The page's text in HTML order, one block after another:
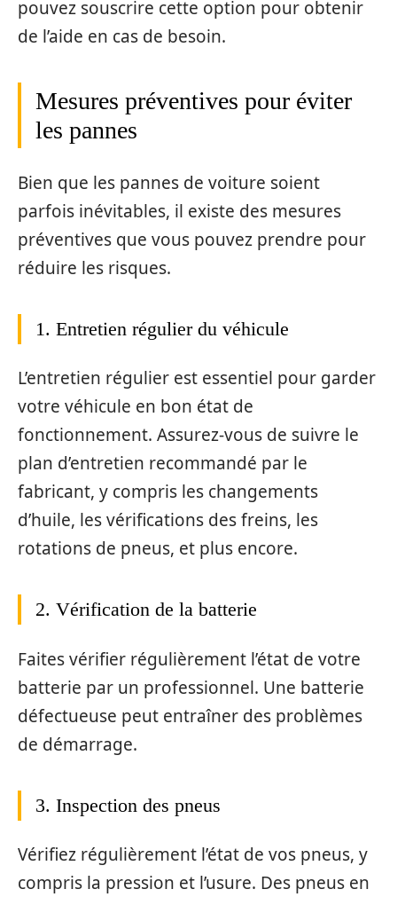
pouvez souscrire cette option pour obtenir
de l’aide en cas de besoin.
Mesures préventives pour éviter
les pannes
Bien que les pannes de voiture soient
parfois inévitables, il existe des mesures
préventives que vous pouvez prendre pour
réduire les risques.
1. Entretien régulier du véhicule
L’entretien régulier est essentiel pour garder
votre véhicule en bon état de
fonctionnement. Assurez-vous de suivre le
plan d’entretien recommandé par le
fabricant, y compris les changements
d’huile, les vérifications des freins, les
rotations de pneus, et plus encore.
2. Vérification de la batterie
Faites vérifier régulièrement l’état de votre
batterie par un professionnel. Une batterie
défectueuse peut entraîner des problèmes
de démarrage.
3. Inspection des pneus
Vérifiez régulièrement l’état de vos pneus, y
compris la pression et l’usure. Des pneus en